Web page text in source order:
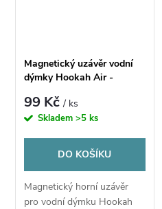
Magnetický uzávěr vodní
dýmky Hookah Air -
99 Kč/ ks
Skladem>5 ks
DO KOŠÍKU
Magnetický horní uzávěr
pro vodní dýmku Hookah